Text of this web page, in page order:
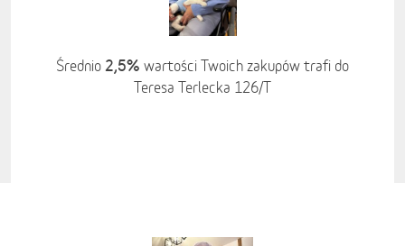
Średnio 2,5% wartości Twoich zakupów trafi do
Teresa Terlecka 126/T